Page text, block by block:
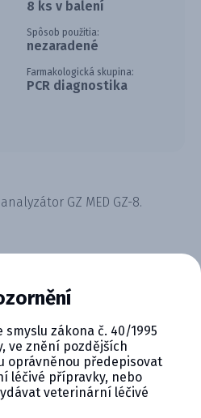
8 ks v balení
Spôsob použitia:
nezaradené
Farmakologická skupina:
PCR diagnostika
GZ MED GZ-8.
VERNOSŤ, KTORÁ
programu Cymedica
pre svoju
a pohodu.
smyslu zákona č. 40/1995
ve znění pozdějších
oprávněnou předepisovat
léčivé přípravky, nebo
veterinární léčivé